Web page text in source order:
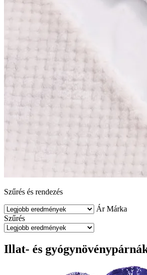
Szűrés és rendezés
Ár Márka
Szűrés
Illat- és